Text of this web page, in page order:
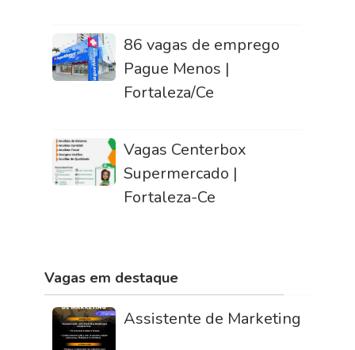
86 vagas de emprego
Pague Menos |
Fortaleza/Ce
Vagas Centerbox
Supermercado |
Fortaleza-Ce
Vagas em destaque
Assistente de Marketing